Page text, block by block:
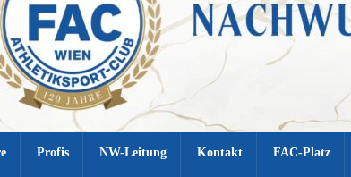
Profis NW-Leitung Kontakt FAC-Platz